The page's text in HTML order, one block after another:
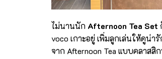
ไม่นานนัก Afternoon Tea Set
voco เกาะอยู่ เพิ่มลูกเล่นให้ดูน่า
จาก Afternoon Tea แบบคลาสสิ